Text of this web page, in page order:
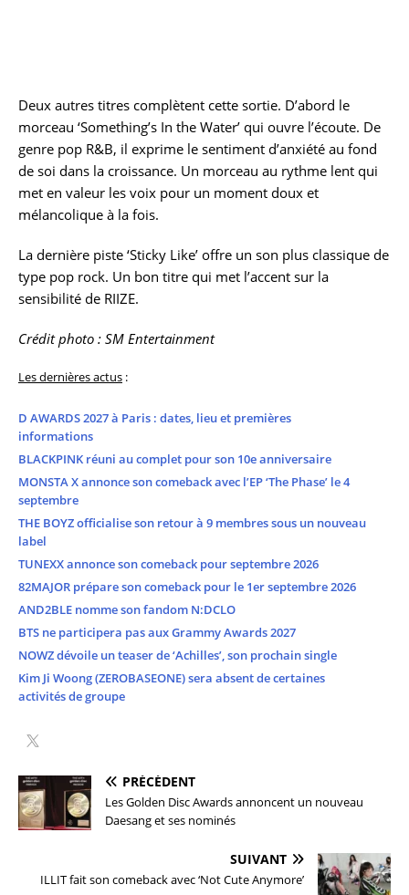
Deux autres titres complètent cette sortie. D’abord le
morceau ‘Something’s In the Water’ qui ouvre l’écoute. De
genre pop R&B, il exprime le sentiment d’anxiété au fond
de soi dans la croissance. Un morceau au rythme lent qui
met en valeur les voix pour un moment doux et
mélancolique à la fois.
La dernière piste ‘Sticky Like’ offre un son plus classique de
type pop rock. Un bon titre qui met l’accent sur la
sensibilité de RIIZE.
Crédit photo : SM Entertainment
Les dernières actus :
D AWARDS 2027 à Paris : dates, lieu et premières
informations
BLACKPINK réuni au complet pour son 10e anniversaire
MONSTA X annonce son comeback avec l’EP ‘The Phase’ le 4
septembre
THE BOYZ officialise son retour à 9 membres sous un nouveau
label
TUNEXX annonce son comeback pour septembre 2026
82MAJOR prépare son comeback pour le 1er septembre 2026
AND2BLE nomme son fandom N:DCLO
BTS ne participera pas aux Grammy Awards 2027
NOWZ dévoile un teaser de ‘Achilles’, son prochain single
Kim Ji Woong (ZEROBASEONE) sera absent de certaines
activités de groupe
PRÉCÉDENT
Les Golden Disc Awards annoncent un nouveau
Daesang et ses nominés
SUIVANT
ILLIT fait son comeback avec ‘Not Cute Anymore’